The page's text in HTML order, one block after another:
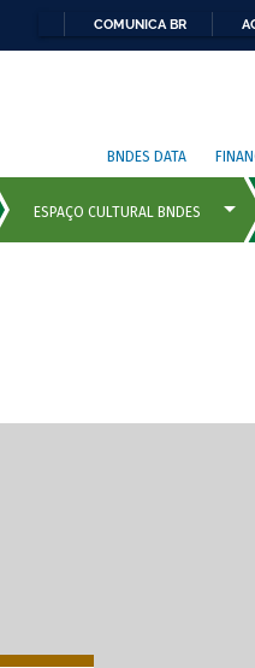
COMUNICA BR
BNDES DATA